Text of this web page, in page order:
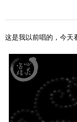
这是我以前唱的，今天